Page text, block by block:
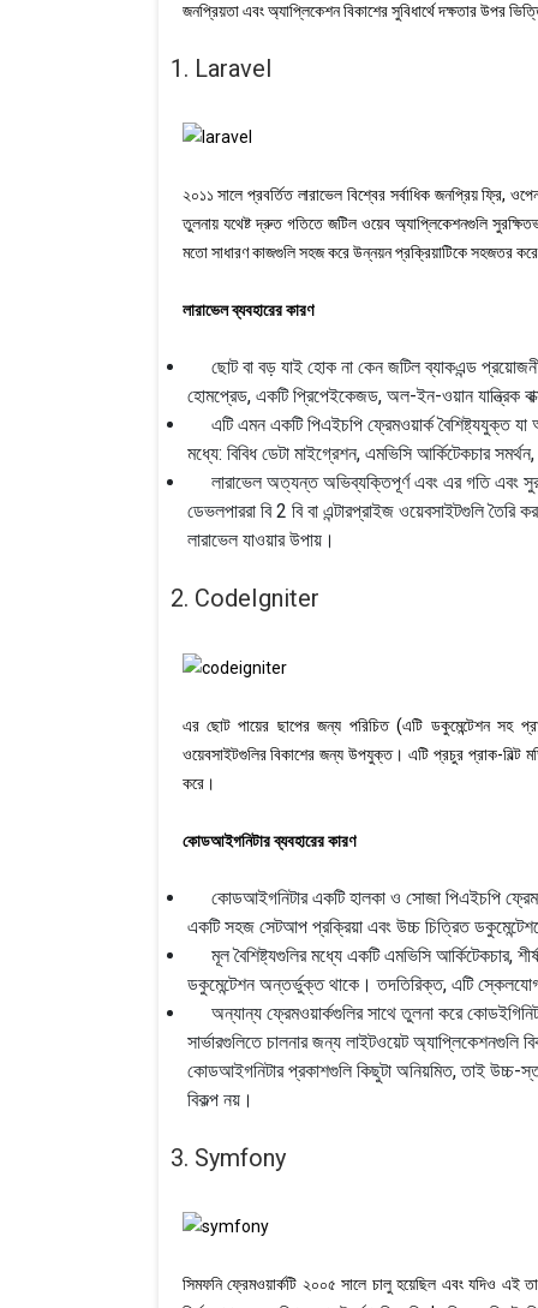
জনপ্রিয়তা এবং অ্যাপ্লিকেশন বিকাশের সুবিধার্থে দক্ষতার উপর
1. Laravel
২০১১ সালে প্রবর্তিত লারাভেল বিশ্বের সর্বাধিক জনপ্রিয় ফ্রি,
তুলনায় যথেষ্ট দ্রুত গতিতে জটিল ওয়েব অ্যাপ্লিকেশনগুলি
মতো সাধারণ কাজগুলি সহজ করে উন্নয়ন প্রক্রিয়াটিকে সহজতর
লারাভেল ব্যবহারের কারণ
ছোট বা বড় যাই হোক না কেন জটিল ব্যাকএন্ড
হোমপ্রেড, একটি প্রিপেইকেজড, অল-ইন-ওয়ান যান্ত্রিক
এটি এমন একটি পিএইচপি ফ্রেমওয়ার্ক বৈশিষ্ট্যযুক্ত
মধ্যে: বিবিধ ডেটা মাইগ্রেশন, এমভিসি আর্কিটেকচার
লারাভেল অত্যন্ত অভিব্যক্তিপূর্ণ এবং এর গতি এবং
ডেভলপাররা বি 2 বি বা এন্টারপ্রাইজ ওয়েবসাইটগুলি তৈরি
লারাভেল যাওয়ার উপায়।
2. CodeIgniter
এর ছোট পায়ের ছাপের জন্য পরিচিত (এটি ডকুমেন্টেশন সহ
ওয়েবসাইটগুলির বিকাশের জন্য উপযুক্ত। এটি প্রচুর প্রাক-বিল্ট
করে।
কোডআইগনিটার ব্যবহারের কারণ
কোডআইগনিটার একটি হালকা ও সোজা পিএইচপি
একটি সহজ সেটআপ প্রক্রিয়া এবং উচ্চ চিত্রিত
মূল বৈশিষ্ট্যগুলির মধ্যে একটি এমভিসি আর্কিটেকচার,
ডকুমেন্টেশন অন্তর্ভুক্ত থাকে। তদতিরিক্ত, এটি
অন্যান্য ফ্রেমওয়ার্কগুলির সাথে তুলনা করে
সার্ভারগুলিতে চালনার জন্য লাইটওয়েট
কোডআইগনিটার প্রকাশগুলি কিছুটা অনিয়মিত, তাই উচ্চ-
বিকল্প নয়।
3. Symfony
সিমফনি ফ্রেমওয়ার্কটি ২০০৫ সালে চালু হয়েছিল এবং যদিও এই